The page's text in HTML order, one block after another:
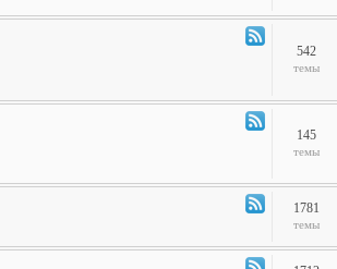
Канал542
темы
Кабинет
Профессора
145
темы
Канал
-
1781
темы